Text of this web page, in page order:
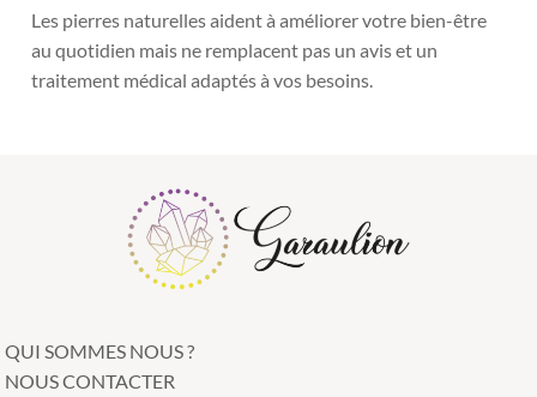
Les pierres naturelles aident à améliorer votre bien-être
au quotidien mais ne remplacent pas un avis et un
traitement médical adaptés à vos besoins.
QUI SOMMES NOUS ?
NOUS CONTACTER